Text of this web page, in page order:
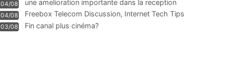
04/08
une amelioration importante dans la reception
WIFI
04/08
Freebox Telecom Discussion, Internet Tech Tips
Communi
03/08 Fin canal plus cinéma?